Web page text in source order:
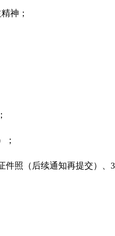
神；
；
件照（后续通知再提交）